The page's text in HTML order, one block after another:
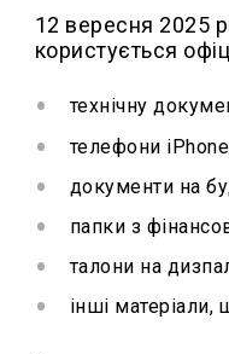
12 вересня 2025
користується
технічну
телефони
документи на
папки з
талони на
інші